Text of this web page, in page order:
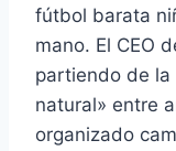
fútbol barata
mano. El CEO
partiendo de la
natural» entre
organizado